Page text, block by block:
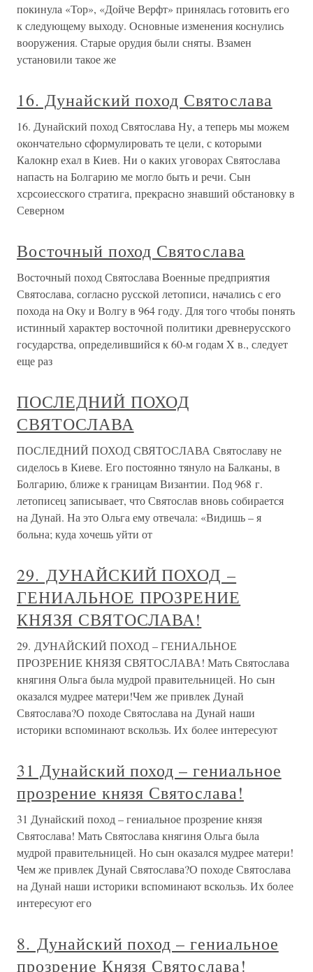
покинула «Тор», «Дойче Верфт» принялась готовить его
к следующему выходу. Основные изменения коснулись
вооружения. Старые орудия были сняты. Взамен
установили такое же
16. Дунайский поход Святослава
16. Дунайский поход Святослава Ну, а теперь мы можем
окончательно сформулировать те цели, с которыми
Калокнр ехал в Киев. Ни о каких уговорах Святослава
напасть на Болгарию ме могло быть и речи. Сын
хсрсоиесского стратига, прекрасно знавший обстановку в
Северном
Восточный поход Святослава
Восточный поход Святослава Военные предприятия
Святослава, согласно русской летописи, начались с его
похода на Оку и Волгу в 964 году. Для того чтобы понять
истинный характер восточной политики древнерусского
государства, определившийся к 60-м годам X в., следует
еще раз
ПОСЛЕДНИЙ ПОХОД
СВЯТОСЛАВА
ПОСЛЕДНИЙ ПОХОД СВЯТОСЛАВА Святославу не
сиделось в Киеве. Его постоянно тянуло на Балканы, в
Болгарию, ближе к границам Византии. Под 968 г.
летописец записывает, что Святослав вновь собирается
на Дунай. На это Ольга ему отвечала: «Видишь – я
больна; куда хочешь уйти от
29. ДУНАЙСКИЙ ПОХОД –
ГЕНИАЛЬНОЕ ПРОЗРЕНИЕ
КНЯЗЯ СВЯТОСЛАВА!
29. ДУНАЙСКИЙ ПОХОД – ГЕНИАЛЬНОЕ
ПРОЗРЕНИЕ КНЯЗЯ СВЯТОСЛАВА! Мать Святослава
княгиня Ольга была мудрой правительницей. Но сын
оказался мудрее матери!Чем же привлек Дунай
Святослава?О походе Святослава на Дунай наши
историки вспоминают вскользь. Их более интересуют
31 Дунайский поход – гениальное
прозрение князя Святослава!
31 Дунайский поход – гениальное прозрение князя
Святослава! Мать Святослава княгиня Ольга была
мудрой правительницей. Но сын оказался мудрее матери!
Чем же привлек Дунай Святослава?О походе Святослава
на Дунай наши историки вспоминают вскользь. Их более
интересуют его
8. Дунайский поход – гениальное
прозрение Князя Святослава!